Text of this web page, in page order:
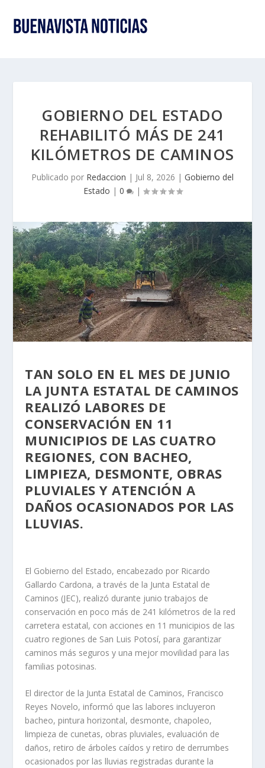
GOBIERNO DEL ESTADO
REHABILITÓ MÁS DE 241
KILÓMETROS DE CAMINOS
Publicado por Redaccion | Jul 8, 2026 | Gobierno del
Estado | 0 |
TAN SOLO EN EL MES DE JUNIO
LA JUNTA ESTATAL DE CAMINOS
REALIZÓ LABORES DE
CONSERVACIÓN EN 11
MUNICIPIOS DE LAS CUATRO
REGIONES, CON BACHEO,
LIMPIEZA, DESMONTE, OBRAS
PLUVIALES Y ATENCIÓN A
DAÑOS OCASIONADOS POR LAS
LLUVIAS.
El Gobierno del Estado, encabezado por Ricardo
Gallardo Cardona, a través de la Junta Estatal de
Caminos (JEC), realizó durante junio trabajos de
conservación en poco más de 241 kilómetros de la red
carretera estatal, con acciones en 11 municipios de las
cuatro regiones de San Luis Potosí, para garantizar
caminos más seguros y una mejor movilidad para las
familias potosinas.
El director de la Junta Estatal de Caminos, Francisco
Reyes Novelo, informó que las labores incluyeron
bacheo, pintura horizontal, desmonte, chapoleo,
limpieza de cunetas, obras pluviales, evaluación de
daños, retiro de árboles caídos y retiro de derrumbes
ocasionados por las lluvias registradas durante la